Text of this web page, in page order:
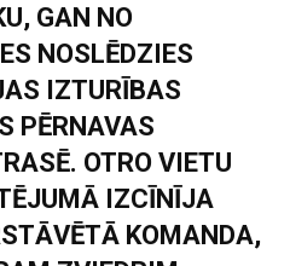
GAN NO
NOSLĒDZIES
IZTURĪBAS
PĒRNAVAS
OTRO VIETU
IZCĪNĪJA
KOMANDA,